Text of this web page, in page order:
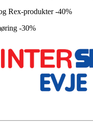
Rex-produkter -40%
-30%